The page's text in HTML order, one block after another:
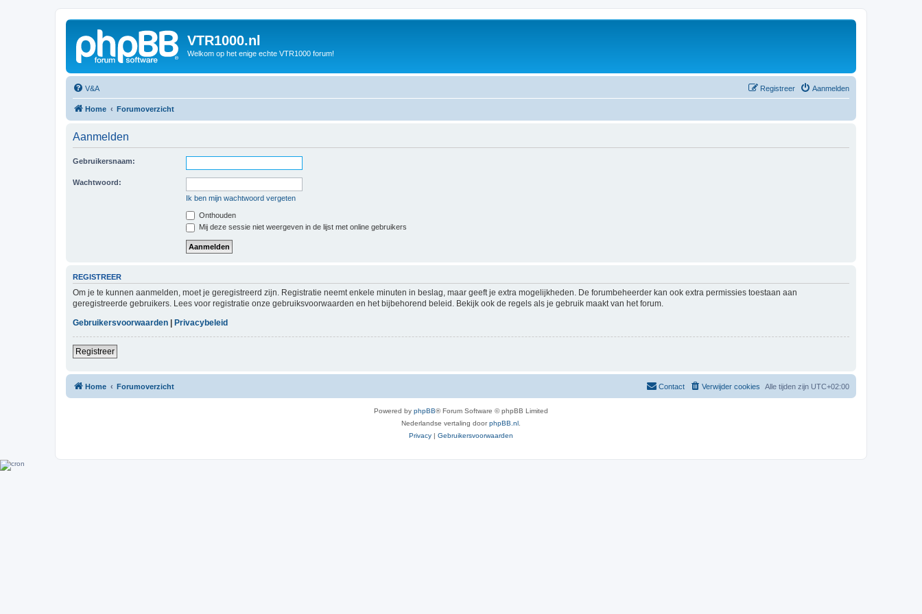
VTR1000.nl
Welkom op het enige echte VTR1000 forum!
V&A Aanmelden
Registreer
Home Forumoverzicht
Aanmelden
Gebruikersnaam:
Wachtwoord:
Ik ben mijn wachtwoord vergeten
Onthouden
Mij deze sessie niet weergeven in de lijst met online gebruikers
REGISTREER
Om je te kunnen aanmelden, moet je geregistreerd zijn. Registratie neemt enkele minuten in beslag, maar geeft je extra mogelijkheden. De forumbeheerder kan ook extra permissies toestaan aan
geregistreerde gebruikers. Lees voor registratie onze gebruiksvoorwaarden en het bijbehorend beleid. Bekijk ook de regels als je gebruik maakt van het forum.
Gebruikersvoorwaarden
Privacybeleid
Registreer
Home Forumoverzicht Alle tijden zijn UTC+02:00
Verwijder cookies
Contact
Powered by phpBB® Forum Software © phpBB Limited
Nederlandse vertaling doorphpBB.nl.
Privacy | Gebruikersvoorwaarden